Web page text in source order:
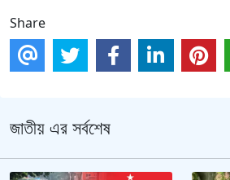
Share
জাতীয় এর সর্বশেষ